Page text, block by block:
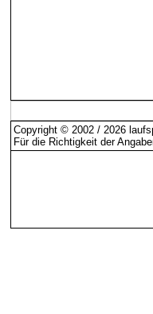
Copyright © 2002 / 2026
Für die Richtigkeit der